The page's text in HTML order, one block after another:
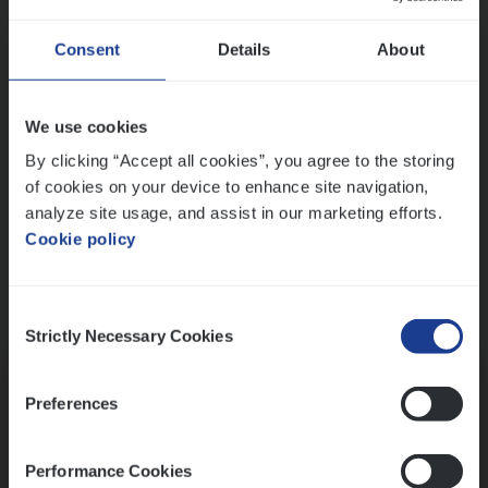
Consent Details About
We use cookies
By clicking “Accept all cookies”, you agree to the storing
of cookies on your device to enhance site navigation,
analyze site usage, and assist in our marketing efforts.
Cookie policy
Selection
Strictly Necessary Cookies
Preferences
Performance Cookies
Ons sollicitatieproces